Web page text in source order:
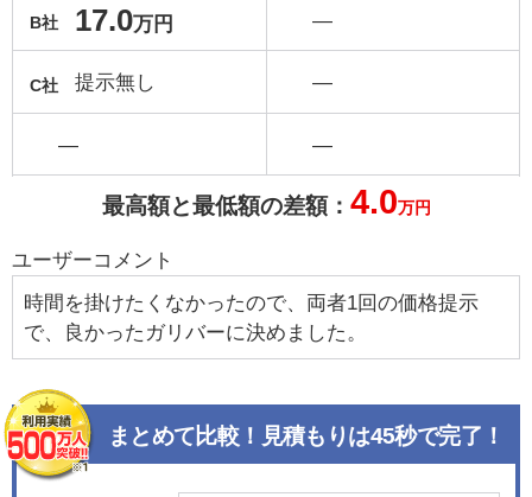
B社 17.0万円
C社 提示無し
―
―
―
―
最高額と最低額の差額： 4.0万円
ユーザーコメント
時間を掛けたくなかったので、両者1回の価格提示
で、良かったガリバーに決めました。
まとめて比較！見積もりは45秒で完了！